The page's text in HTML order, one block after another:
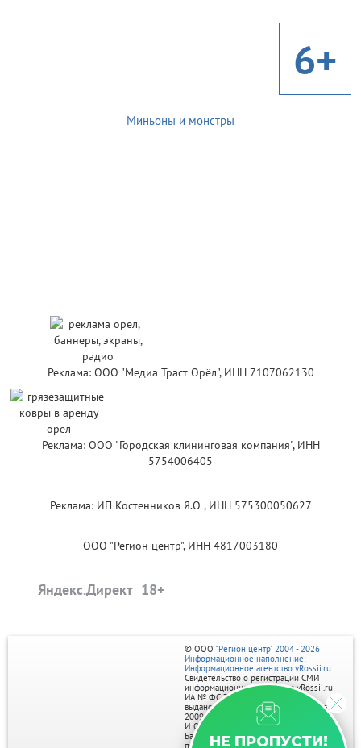
6+
Миньоны и монстры
Реклама: ООО "Медиа Траст Орёл", ИНН 7107062130
Реклама: ООО "Городская клининговая компания", ИНН
5754006405
Реклама: ИП Костенников Я.О , ИНН 575300050627
ООО "Регион центр", ИНН 4817003180
Яндекс.Директ
НЕ ПРОПУСТИ!
© ООО "Регион центр" 2004 - 2026
Информационное наполнение:
Информационное агентство vRossii.ru
Свидетельство о регистрации СМИ
информационного агентства vRossii.ru
ИА № ФС 77‑35502
выдано РОСКОМНАДЗОРом 04 марта
2009г.
И. О. Главного редактора Нарыков А. Н.
Баннеры на портале размещаются на
правах рекламы.